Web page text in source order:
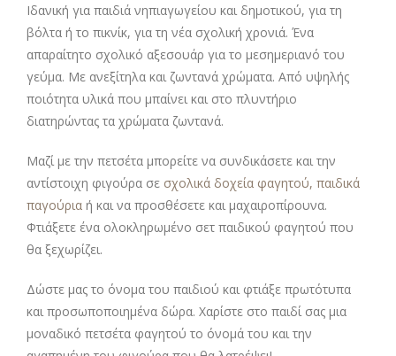
Ιδανική για παιδιά νηπιαγωγείου και δημοτικού, για τη
βόλτα ή το πικνίκ, για τη νέα σχολική χρονιά. Ένα
απαραίτητο σχολικό αξεσουάρ για το μεσημεριανό του
γεύμα. Με ανεξίτηλα και ζωντανά χρώματα. Από υψηλής
ποιότητα υλικά που μπαίνει και στο πλυντήριο
διατηρώντας τα χρώματα ζωντανά.
Μαζί με την πετσέτα μπορείτε να συνδικάσετε και την
αντίστοιχη φιγούρα σε σχολικά δοχεία φαγητού, παιδικά
παγούρια ή και να προσθέσετε και μαχαιροπίρουνα.
Φτιάξετε ένα ολοκληρωμένο σετ παιδικού φαγητού που
θα ξεχωρίζει.
Δώστε μας το όνομα του παιδιού και φτιάξε πρωτότυπα
και προσωποποιημένα δώρα. Χαρίστε στο παιδί σας μια
μοναδικό πετσέτα φαγητού το όνομά του και την